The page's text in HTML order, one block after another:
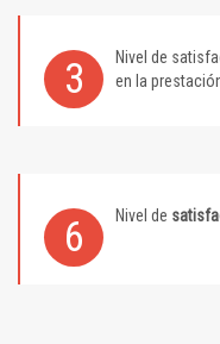
3 Nivel de
en la
6 Nivel de